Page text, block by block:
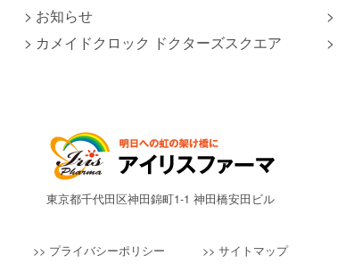
お知らせ
カメイドクロック ドクターズスクエア
東京都千代田区神田錦町1-1 神田橋安田ビル
>> プライバシーポリシー >> サイトマップ